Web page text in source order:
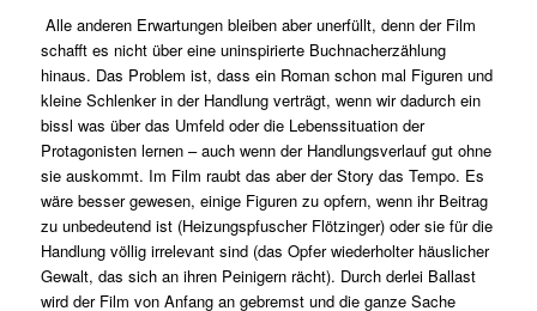
Alle anderen Erwartungen bleiben aber unerfüllt, denn der Film
schafft es nicht über eine uninspirierte Buchnacherzählung
hinaus. Das Problem ist, dass ein Roman schon mal Figuren und
kleine Schlenker in der Handlung verträgt, wenn wir dadurch ein
bissl was über das Umfeld oder die Lebenssituation der
Protagonisten lernen – auch wenn der Handlungsverlauf gut ohne
sie auskommt. Im Film raubt das aber der Story das Tempo. Es
wäre besser gewesen, einige Figuren zu opfern, wenn ihr Beitrag
zu unbedeutend ist (Heizungspfuscher Flötzinger) oder sie für die
Handlung völlig irrelevant sind (das Opfer wiederholter häuslicher
Gewalt, das sich an ihren Peinigern rächt). Durch derlei Ballast
wird der Film von Anfang an gebremst und die ganze Sache